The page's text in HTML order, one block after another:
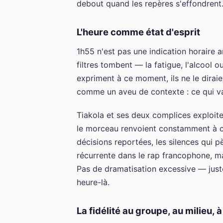
debout quand les repères s'effondrent.
L'heure comme état d'esprit
1h55 n'est pas une indication horaire
filtres tombent — la fatigue, l'alcool
expriment à ce moment, ils ne le
comme un aveu de contexte : ce qui
Tiakola et ses deux complices
le morceau renvoient constamment à
décisions reportées, les silences qui
récurrente dans le rap francophone,
Pas de dramatisation excessive —
heure-là.
La fidélité au groupe, au milieu,